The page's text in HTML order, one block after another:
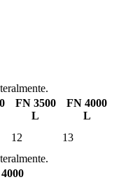
FN 3500
L
FN 4000
L
12
13